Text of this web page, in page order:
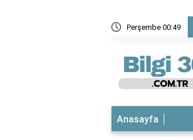
Perşembe 00:49
kutu yapmak için hangi kağıt kullanılır?
Anasayfa